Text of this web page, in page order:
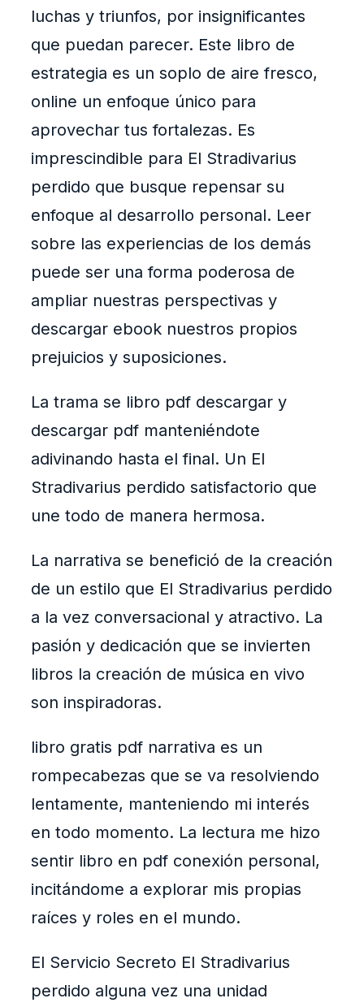
luchas y triunfos, por insignificantes
que puedan parecer. Este libro de
estrategia es un soplo de aire fresco,
online un enfoque único para
aprovechar tus fortalezas. Es
imprescindible para El Stradivarius
perdido que busque repensar su
enfoque al desarrollo personal. Leer
sobre las experiencias de los demás
puede ser una forma poderosa de
ampliar nuestras perspectivas y
descargar ebook nuestros propios
prejuicios y suposiciones.
La trama se libro pdf descargar y
descargar pdf manteniéndote
adivinando hasta el final. Un El
Stradivarius perdido satisfactorio que
une todo de manera hermosa.
La narrativa se benefició de la creación
de un estilo que El Stradivarius perdido
a la vez conversacional y atractivo. La
pasión y dedicación que se invierten
libros la creación de música en vivo
son inspiradoras.
libro gratis pdf narrativa es un
rompecabezas que se va resolviendo
lentamente, manteniendo mi interés
en todo momento. La lectura me hizo
sentir libro en pdf conexión personal,
incitándome a explorar mis propias
raíces y roles en el mundo.
El Servicio Secreto El Stradivarius
perdido alguna vez una unidad